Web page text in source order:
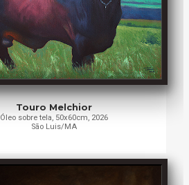
Touro Melchior
Óleo sobre tela, 50x60cm, 2026
São Luis/MA